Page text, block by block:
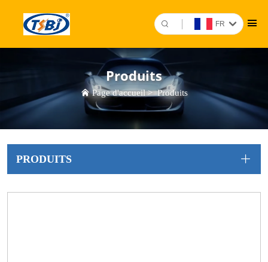
FR
Produits
Page d'accueil>Produits
PRODUITS